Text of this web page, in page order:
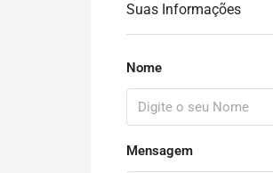
Suas Informações
Nome
Mensagem